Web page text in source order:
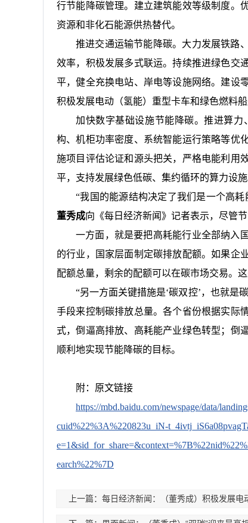
行节能降碳管理。建立建筑能效等级制度。
资源和非化石能源供热替代。
推进交通运输节能降碳。大力发展铁路
效率，积极发展多式联运。持续推进绿色交
平，健全充换电站、岸电等设施网络。建设
积极发展电动（氢能）重型卡车和绿色燃料
加快数字基础设施节能降碳。推进算
构、机柜功率密度、系统智能运行策略等优
施项目评估论证和源头把关，严格电能利用
平，支持发展绿色低碳、集约循环的算力设施
“我国的能源结构决定了我们是一个高
董秀成向《每日经济新闻》记者表示，尽管
一方面，就是要把高耗能行业全部纳入
的行业，国家层面制定碳排放配额。如果企
配额总量，剩余的配额可以在碳市场交易。
“另一方面关键措施是‘碳双控’，也就是
手段来控制碳排放总量。各个省份根据实际
式，倒逼高排放、高耗能产业绿色转型；倒
顺利地实现节能降碳的目标。
附：原文链接
https://mbd.baidu.com/newspage/data/
cuid%22%3A%220823u_iN-
earch%22%7D
上一篇：每日经济新闻：（董秀成）积极发展